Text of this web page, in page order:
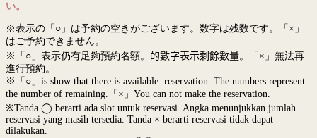
い。
※表示の「○」は予約の空きがございます。数字は残数です。「×」
はご予約できません。
※「○」表示仍有足夠預約名額。 的數字表示剩餘數量。「×」無法再
進行預約。
※「○」is show that there is available reservation. The numbers represent
the number of remaining.「×」You can not make the reservation.
※Tanda ◯ berarti ada slot untuk reservasi. Angka menunjukkan jumlah
reservasi yang masih tersedia. Tanda × berarti reservasi tidak dapat
dilakukan.